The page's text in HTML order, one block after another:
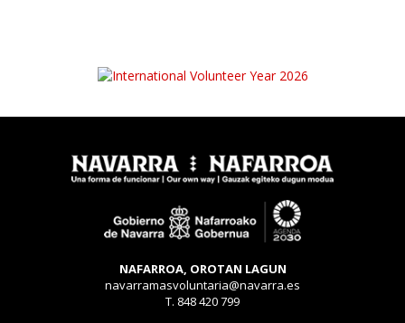
NAFARROA, OROTAN LAGUN
navarramasvoluntaria@navarra.es
T. 848 420 799